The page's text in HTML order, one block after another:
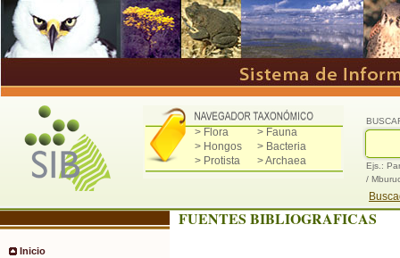
> Flora
> Fauna
> Hongos
> Bacteria
> Protista
> Archaea
Ejs.:
/
Inicio
FUENTES BIBLIOGRAFICAS